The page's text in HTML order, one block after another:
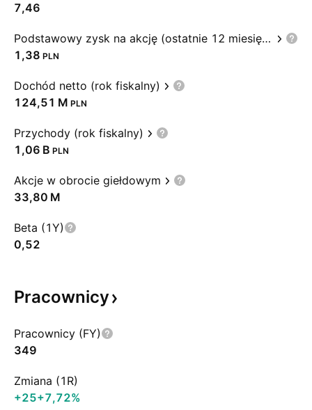
7,46
Podstawowy zysk na akcję (ostatnie 12 miesięcy)
1,38 PLN
Dochód netto (rok fiskalny)
‪124,51 M‬ PLN
Przychody (rok fiskalny)
‪1,06 B‬ PLN
Akcje w obrocie giełdowym
‪33,80 M‬
Beta (1Y)
0,52
Pracownicy
Pracownicy (FY)
349
Zmiana (1R)
+25+7,72%